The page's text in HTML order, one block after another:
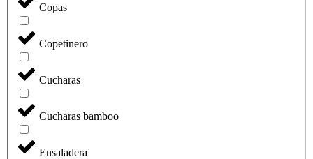
Copas
Copetinero
Cucharas
Cucharas bamboo
Ensaladera